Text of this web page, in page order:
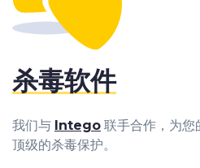
杀毒软件
我们与 Intego 联手合作，为
顶级的杀毒保护。